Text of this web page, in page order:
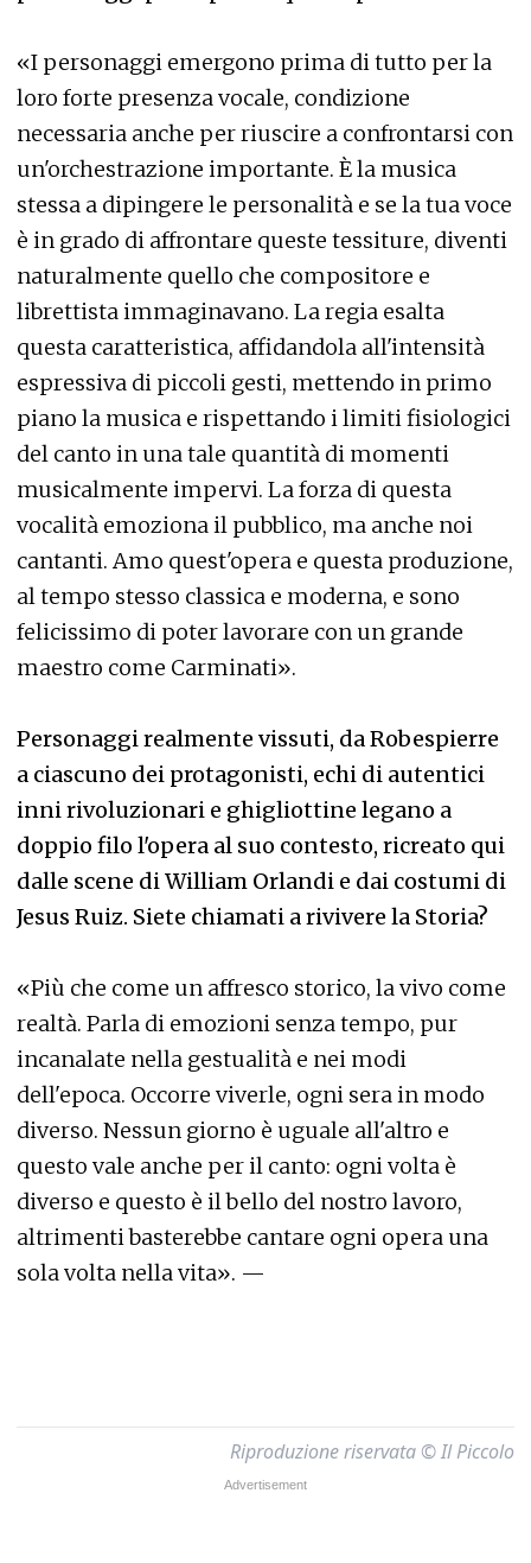
«I personaggi emergono prima di tutto per la
loro forte presenza vocale, condizione
necessaria anche per riuscire a confrontarsi con
un'orchestrazione importante. È la musica
stessa a dipingere le personalità e se la tua voce
è in grado di affrontare queste tessiture, diventi
naturalmente quello che compositore e
librettista immaginavano. La regia esalta
questa caratteristica, affidandola all'intensità
espressiva di piccoli gesti, mettendo in primo
piano la musica e rispettando i limiti fisiologici
del canto in una tale quantità di momenti
musicalmente impervi. La forza di questa
vocalità emoziona il pubblico, ma anche noi
cantanti. Amo quest'opera e questa produzione,
al tempo stesso classica e moderna, e sono
felicissimo di poter lavorare con un grande
maestro come Carminati».
Personaggi realmente vissuti, da Robespierre
a ciascuno dei protagonisti, echi di autentici
inni rivoluzionari e ghigliottine legano a
doppio filo l'opera al suo contesto, ricreato qui
dalle scene di William Orlandi e dai costumi di
Jesus Ruiz. Siete chiamati a rivivere la Storia?
«Più che come un affresco storico, la vivo come
realtà. Parla di emozioni senza tempo, pur
incanalate nella gestualità e nei modi
dell'epoca. Occorre viverle, ogni sera in modo
diverso. Nessun giorno è uguale all'altro e
questo vale anche per il canto: ogni volta è
diverso e questo è il bello del nostro lavoro,
altrimenti basterebbe cantare ogni opera una
sola volta nella vita». —
Riproduzione riservata © Il Piccolo